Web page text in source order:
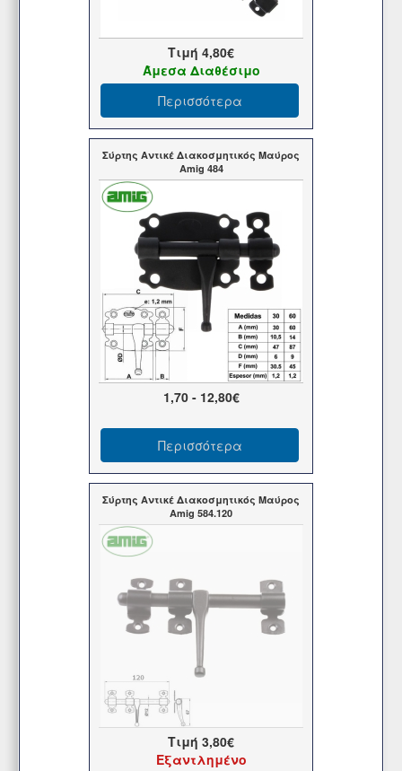
Τιμή 4,80€
Άμεσα Διαθέσιμο
Περισσότερα
Σύρτης Αντικέ Διακοσμητικός Μαύρος
Amig 484
1,70 - 12,80€
Περισσότερα
Σύρτης Αντικέ Διακοσμητικός Μαύρος
Amig 584.120
Τιμή 3,80€
Εξαντλημένο